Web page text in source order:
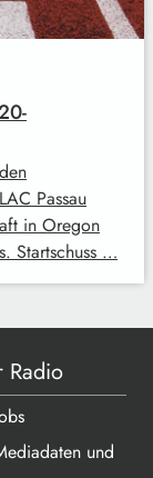
Passau
in Oregon
Startschuss …
Radio
und